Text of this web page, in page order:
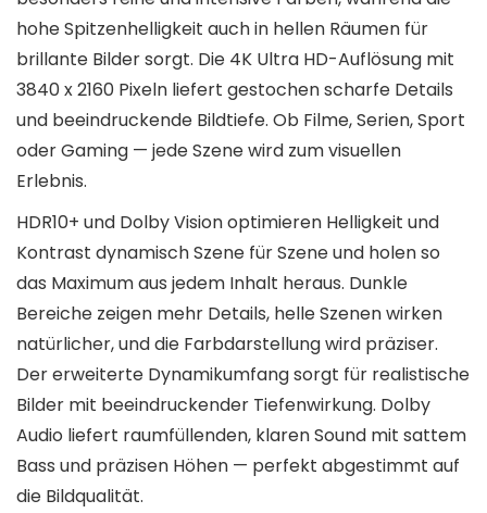
hohe Spitzenhelligkeit auch in hellen Räumen für
brillante Bilder sorgt. Die 4K Ultra HD-Auflösung mit
3840 x 2160 Pixeln liefert gestochen scharfe Details
und beeindruckende Bildtiefe. Ob Filme, Serien, Sport
oder Gaming — jede Szene wird zum visuellen
Erlebnis.
HDR10+ und Dolby Vision optimieren Helligkeit und
Kontrast dynamisch Szene für Szene und holen so
das Maximum aus jedem Inhalt heraus. Dunkle
Bereiche zeigen mehr Details, helle Szenen wirken
natürlicher, und die Farbdarstellung wird präziser.
Der erweiterte Dynamikumfang sorgt für realistische
Bilder mit beeindruckender Tiefenwirkung. Dolby
Audio liefert raumfüllenden, klaren Sound mit sattem
Bass und präzisen Höhen — perfekt abgestimmt auf
die Bildqualität.